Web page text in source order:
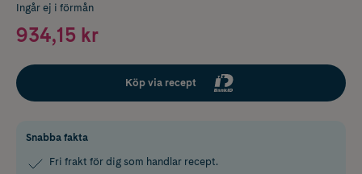
Ingår ej i förmån
934,15 kr
Köp via recept
Snabba fakta
Fri frakt för dig som handlar recept.